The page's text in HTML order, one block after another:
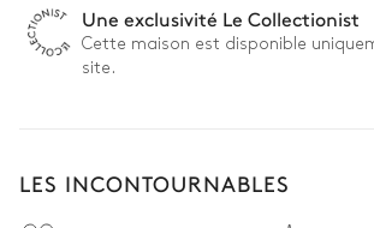
possibilités de randonnées à pied ou à ski
dans les nombreux massifs qui ceignent
aussi flâner dans le village, qui comptent de
Une exclusivité Le Collectionist
Cette maison est disponible
site.
LES INCONTOURNABLES